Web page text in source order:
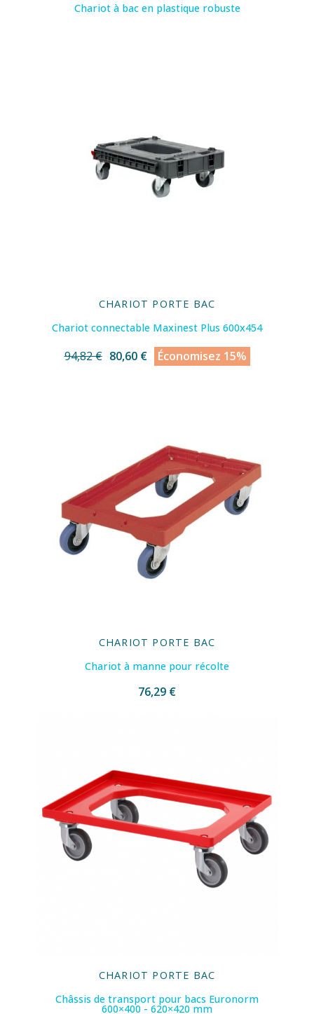
Chariot à bac en plastique robuste
CHARIOT PORTE BAC
Chariot connectable Maxinest Plus 600x454
94,82 € 80,60 € Économisez 15%
CHARIOT PORTE BAC
Chariot à manne pour récolte
76,29 €
CHARIOT PORTE BAC
Châssis de transport pour bacs Euronorm
600×400 - 620×420 mm